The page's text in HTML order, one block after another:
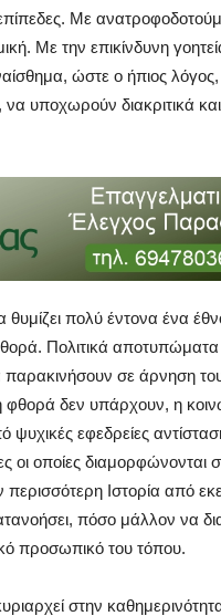
Με
Με την επικίνδυνη
ώστε ο ήπιος
να υποχωρούν διακριτικά
πολύ έντονα ένα
Πολιτικά
παρακινήσουν σε άρνηση
δεν υπάρχουν, η
ψυχικές εφεδρείες
οι οποίες διαμορφώνονται
Ιστορία από
πόσο μάλλον να
προσωπικό του τόπου.
στην